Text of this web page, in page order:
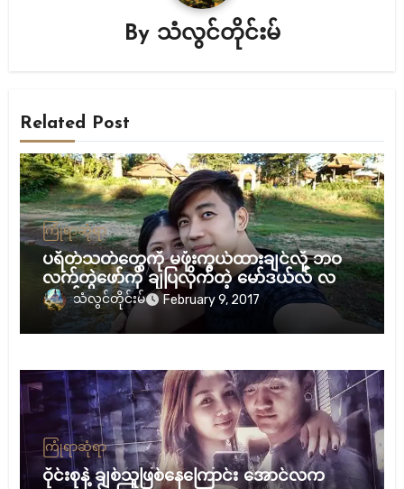
By သံလွင်တိုင်းမ်
Related Post
ကြုံရာဆုံရာ
ပရိတ်သတ်တွေကို မဖုံးကွယ်ထားချင်လို့ ဘဝ
လက်တွဲဖော်ကို ချပြလိုက်တဲ့ မော်ဒယ်လ် လင်း
မောင်သံလွင်တိုင်းမ် February 9, 2017
ကြုံရာဆုံရာ
ဝိုင်းစုနဲ့ ချစ်သူဖြစ်နေကြောင်း အောင်လက